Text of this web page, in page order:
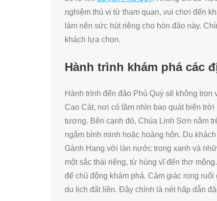
nghiệm thú vị từ tham quan, vui chơi đến
làm nên sức hút riêng cho hòn đảo này.
khách lựa chọn.
Hành trình khám phá các
Hành trình đến đảo Phú Quý sẽ không
Cao Cát, nơi có tầm nhìn bao quát biển
tượng. Bên cạnh đó, Chùa Linh Sơn nằm
ngắm bình minh hoặc hoàng hôn. Du
Gành Hang với làn nước trong xanh và
một sắc thái riêng, từ hùng vĩ đến thơ
để chủ động khám phá. Cảm giác rong
du lịch đất liền. Đây chính là nét hấp dẫn